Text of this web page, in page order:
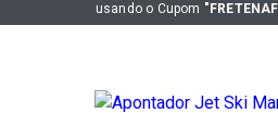
usando o Cupom